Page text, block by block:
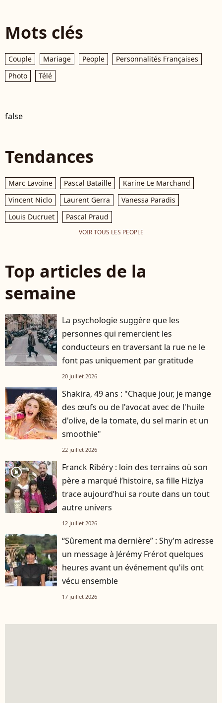
Mots clés
Couple Mariage People
Personnalités Françaises
Photo
Télé
false
Tendances
Marc Lavoine Pascal Bataille
Karine Le Marchand
Vincent Niclo
Laurent Gerra
Vanessa Paradis
Louis Ducruet
Pascal Praud
VOIR TOUS LES PEOPLE
Top articles de la
semaine
La psychologie suggère que les
personnes qui remercient les
conducteurs en traversant la rue ne le
font pas uniquement par gratitude
20 juillet 2026
Shakira, 49 ans : "Chaque jour, je mange
des œufs ou de l'avocat avec de l'huile
d'olive, de la tomate, du sel marin et un
smoothie"
22 juillet 2026
player2
Franck Ribéry : loin des terrains où son
père a marqué l’histoire, sa fille Hiziya
trace aujourd’hui sa route dans un tout
autre univers
12 juillet 2026
“Sûrement ma dernière” : Shy’m adresse
un message à Jérémy Frérot quelques
heures avant un événement qu'ils ont
vécu ensemble
17 juillet 2026